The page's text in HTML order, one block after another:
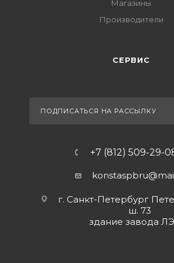
Магазины
Производители
СЕРВИС
ПОДПИСАТЬСЯ НА РАССЫЛКУ
+7 (812) 509-29-
konstaspbru
г. Санкт-Петербург
ш. 73
здание завода